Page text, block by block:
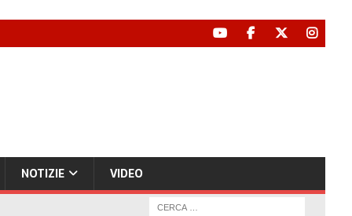
NOTIZIE VIDEO